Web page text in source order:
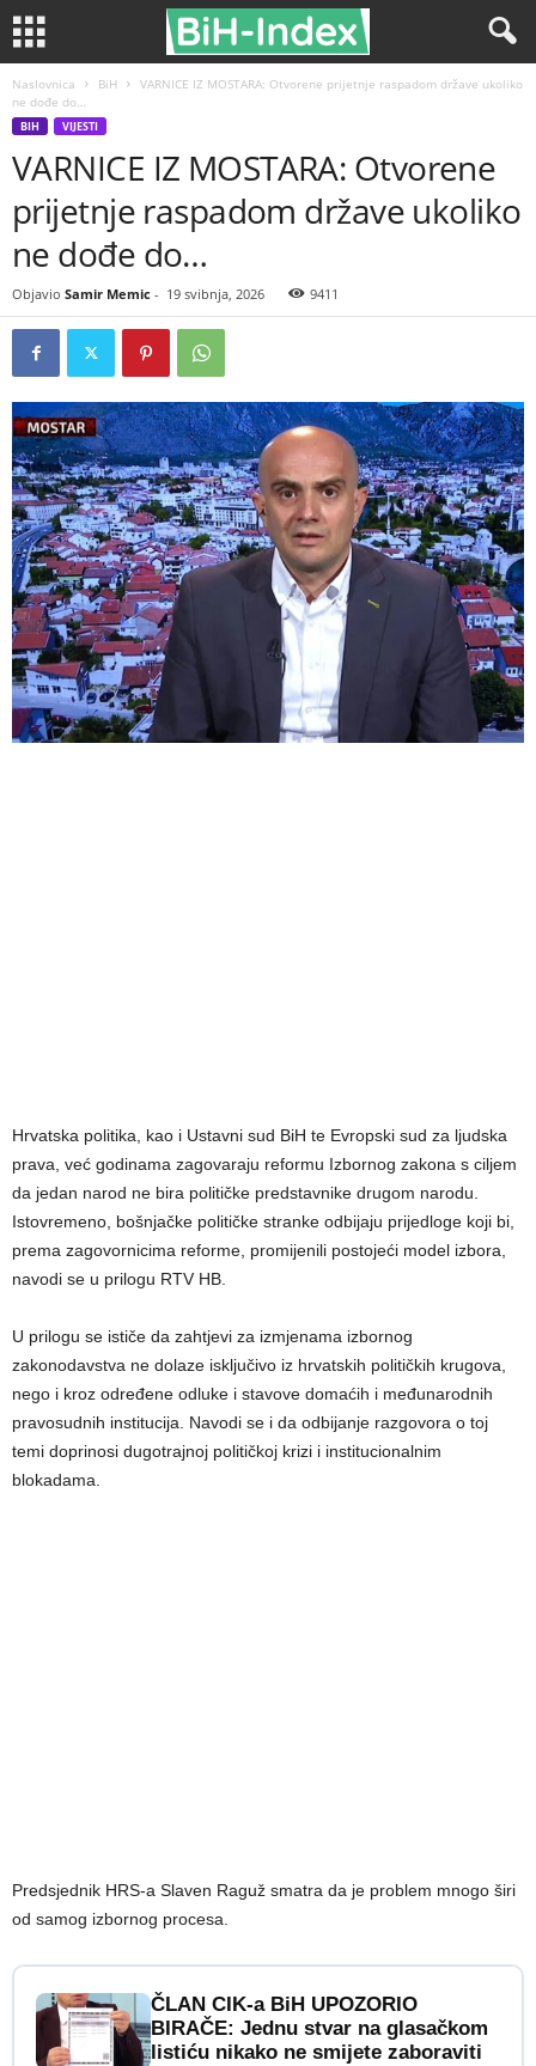
Naslovnica BiH
VARNICE IZ MOSTARA: Otvorene prijetnje raspadom države ukoliko
ne dođe do…
BIH VIJESTI
VARNICE IZ MOSTARA: Otvorene
prijetnje raspadom države ukoliko
ne dođe do…
Objavio Samir Memic - 19 svibnja, 2026 9411
Hrvatska politika, kao i Ustavni sud BiH te Evropski sud za ljudska
prava, već godinama zagovaraju reformu Izbornog zakona s ciljem
da jedan narod ne bira političke predstavnike drugom narodu.
Istovremeno, bošnjačke političke stranke odbijaju prijedloge koji bi,
prema zagovornicima reforme, promijenili postojeći model izbora,
navodi se u prilogu RTV HB.
U prilogu se ističe da zahtjevi za izmjenama izbornog
zakonodavstva ne dolaze isključivo iz hrvatskih političkih krugova,
nego i kroz određene odluke i stavove domaćih i međunarodnih
pravosudnih institucija. Navodi se i da odbijanje razgovora o toj
temi doprinosi dugotrajnoj političkoj krizi i institucionalnim
blokadama.
Predsjednik HRS-a Slaven Raguž smatra da je problem mnogo širi
od samog izbornog procesa.
ČLAN CIK-a BiH UPOZORIO
BIRAČE: Jednu stvar na glasačkom
listiću nikako ne smijete zaboraviti